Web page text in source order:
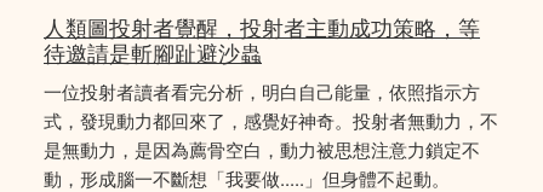
人類圖投射者覺醒，投射者主動成功策略，等
待邀請是斬腳趾避沙蟲
一位投射者讀者看完分析，明白自己能量，依照指示方
式，發現動力都回來了，感覺好神奇。投射者無動力，不
是無動力，是因為薦骨空白，動力被思想注意力鎖定不
動，形成腦一不斷想「我要做.....」但身體不起動。